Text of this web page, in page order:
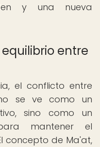
y una nueva
entre
el conflicto entre
se ve como un
sino como un
mantener el
concepto de Ma'at,